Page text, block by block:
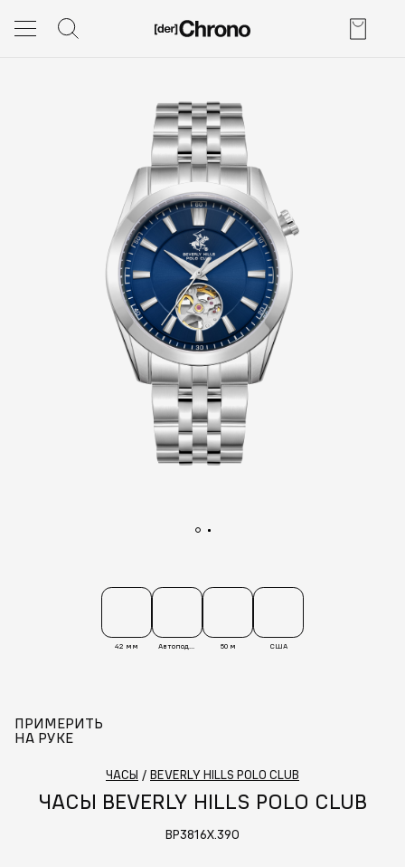
42 мм Автоподзавод 50 м США
ПРИМЕРИТЬ
НА РУКЕ
ЧАСЫ / BEVERLY HILLS POLO CLUB
ЧАСЫ BEVERLY HILLS POLO CLUB
BP3816X.390